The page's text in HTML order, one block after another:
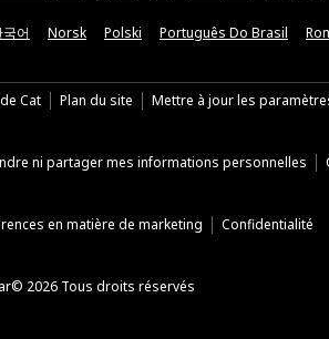
국어 Norsk Polski Português Do Brasil
Cat Plan du site Mettre à jour les
ni partager mes informations personnelles
en matière de marketing Confidentialité
2026 Tous droits réservés